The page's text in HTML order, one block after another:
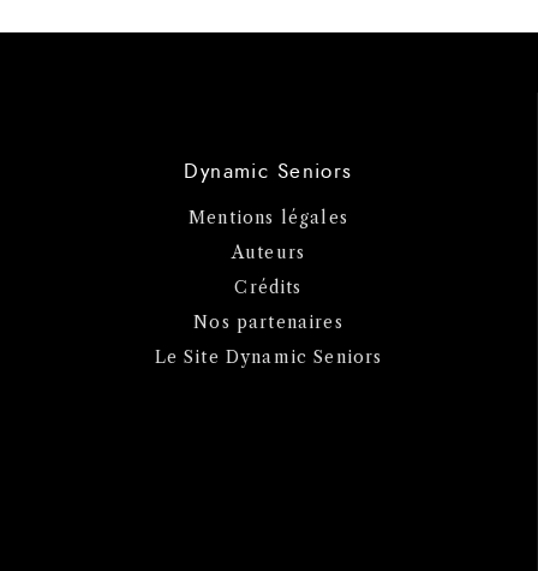
Dynamic Seniors
Mentions légales
Auteurs
Crédits
Nos partenaires
Le Site Dynamic Seniors